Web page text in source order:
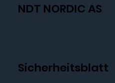
NDT NORDIC AS
Sicherheitsblatt